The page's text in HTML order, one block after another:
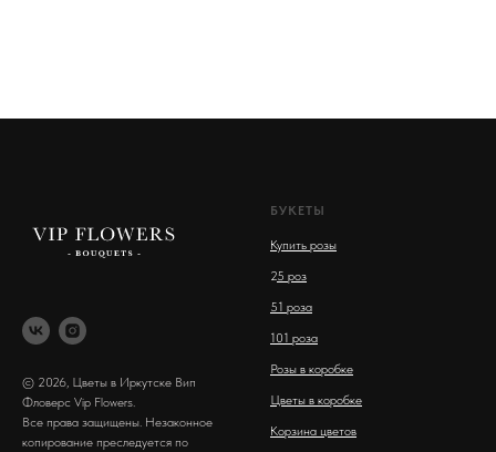
© 2026, Цветы в Иркутске Вип
Фловерс Vip Flowers.
Все права защищены. Незаконное
копирование преследуется по
БУКЕТЫ
Купить розы
25 роз
51 роза
101 роза
Розы в коробке
Цветы в коробке
Корзина цветов